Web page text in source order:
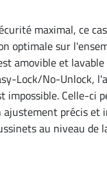
maximal, ce
optimale sur
et lavable
Lock/No-Unlock,
impossible. Celle-ci
précis
au niveau